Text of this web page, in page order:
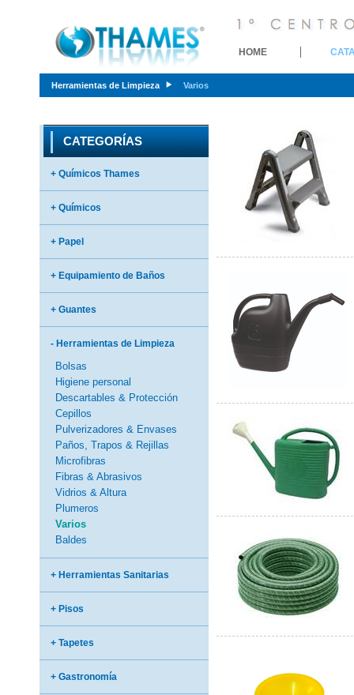
HOME
Herramientas de Limpieza Varios
CATEGORÍAS
+ Químicos Thames
+ Químicos
+ Papel
+ Equipamiento de Baños
+ Guantes
- Herramientas de Limpieza
Bolsas
Higiene personal
Descartables & Protección
Cepillos
Pulverizadores & Envases
Paños, Trapos & Rejillas
Microfibras
Fibras & Abrasivos
Vidrios & Altura
Plumeros
Varios
Baldes
+ Herramientas Sanitarias
+ Pisos
+ Tapetes
+ Gastronomía